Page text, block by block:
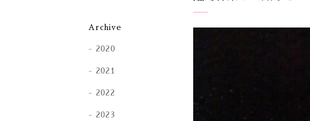
Archive
2020
2021
2022
2023